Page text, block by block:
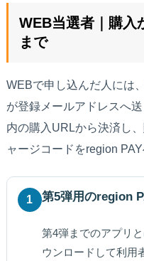
WEB当選者｜購入
まで
WEBで申し込んだ人には
が登録メールアドレスへ
内の購入URLから決済し
ャージコードをregion PAY
1 第5弾用のregion
第4弾までのアプリ
ウンロードして利用